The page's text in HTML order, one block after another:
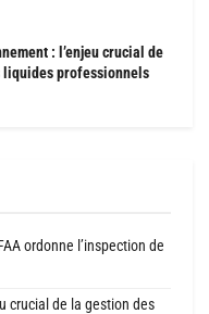
: l’enjeu crucial de
liquides professionnels
ordonne l’inspection de
crucial de la gestion des